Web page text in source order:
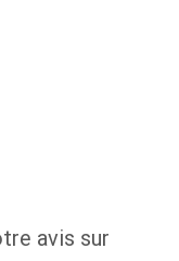
avis sur